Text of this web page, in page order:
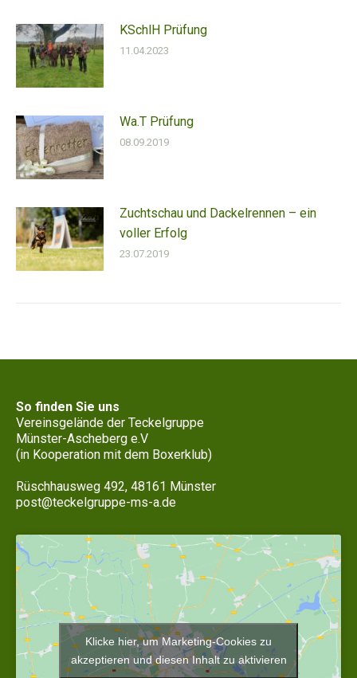
KSchlH Prüfung
11.04.2023
Wa.T Prüfung
08.09.2019
Zuchtschau und Dackelrennen – ein
voller Erfolg
23.07.2019
So finden Sie uns
Vereinsgelände der Teckelgruppe
Münster-Ascheberg e.V
(in Kooperation mit dem Boxerklub)
Rüschhausweg 492, 48161 Münster
post@teckelgruppe-ms-a.de
Klicke hier, um Marketing-Cookies zu
akzeptieren und diesen Inhalt zu aktivieren